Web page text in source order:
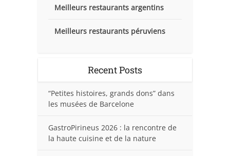
Meilleurs restaurants argentins
Meilleurs restaurants péruviens
Recent Posts
“Petites histoires, grands dons” dans
les musées de Barcelone
GastroPirineus 2026 : la rencontre de
la haute cuisine et de la nature